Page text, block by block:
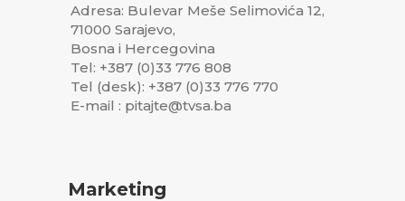
Adresa: Bulevar Meše Selimovića 12,
71000 Sarajevo,
Bosna i Hercegovina
Tel: +387 (0)33 776 808
Tel (desk): +387 (0)33 776 770
E-mail : pitajte@tvsa.ba
Marketing